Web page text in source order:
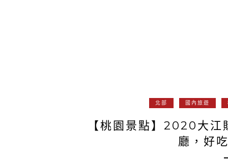
北部 國內旅遊
【桃園景點】2020大
廳，好